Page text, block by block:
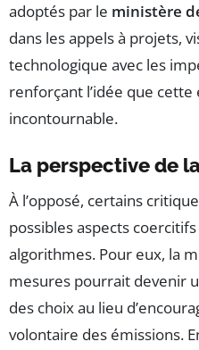
adoptés par le ministère
dans les appels à projets,
technologique avec les
renforçant l’idée que
incontournable.
La perspective de
À l’opposé, certains
possibles aspects
algorithmes. Pour eux, la
mesures pourrait devenir
des choix au lieu
volontaire des émissions.